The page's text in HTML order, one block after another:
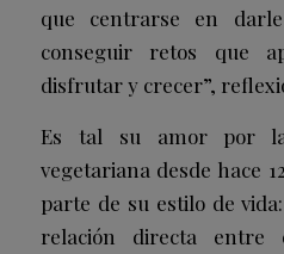
que centrarse en
conseguir retos que
disfrutar y crecer”,
Es tal su amor por
vegetariana desde hace
parte de su estilo de
relación directa